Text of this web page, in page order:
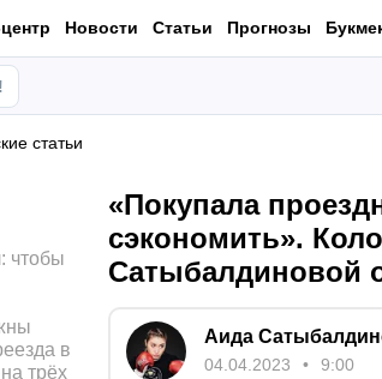
Новости Статьи Прогнозы
статьи
«Покупала
сэкономить».
Сатыбалдиновой
Аида
04.04.2023 9:00
чтобы
в
трёх